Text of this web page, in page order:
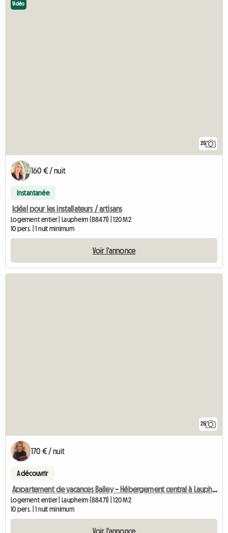
25
Vidéo
160 € / nuit
Instantanée
Idéal pour les installateurs / artisans
Logement entier | Laupheim (88471) | 120 M2
10 pers. | 1 nuit minimum
Voir l'annonce
25
170 € / nuit
A découvrir
Appartement de vacances Bailey – Hébergement central à Laupheim
Logement entier | Laupheim (88471) | 120 M2
10 pers. | 1 nuit minimum
Voir l'annonce